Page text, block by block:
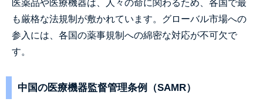
医薬品や医療機器は、人々の命に関わるため、各国で最
も厳格な法規制が敷かれています。グローバル市場への
参入には、各国の薬事規制への綿密な対応が不可欠で
す。
中国の医療機器監督管理条例（SAMR）